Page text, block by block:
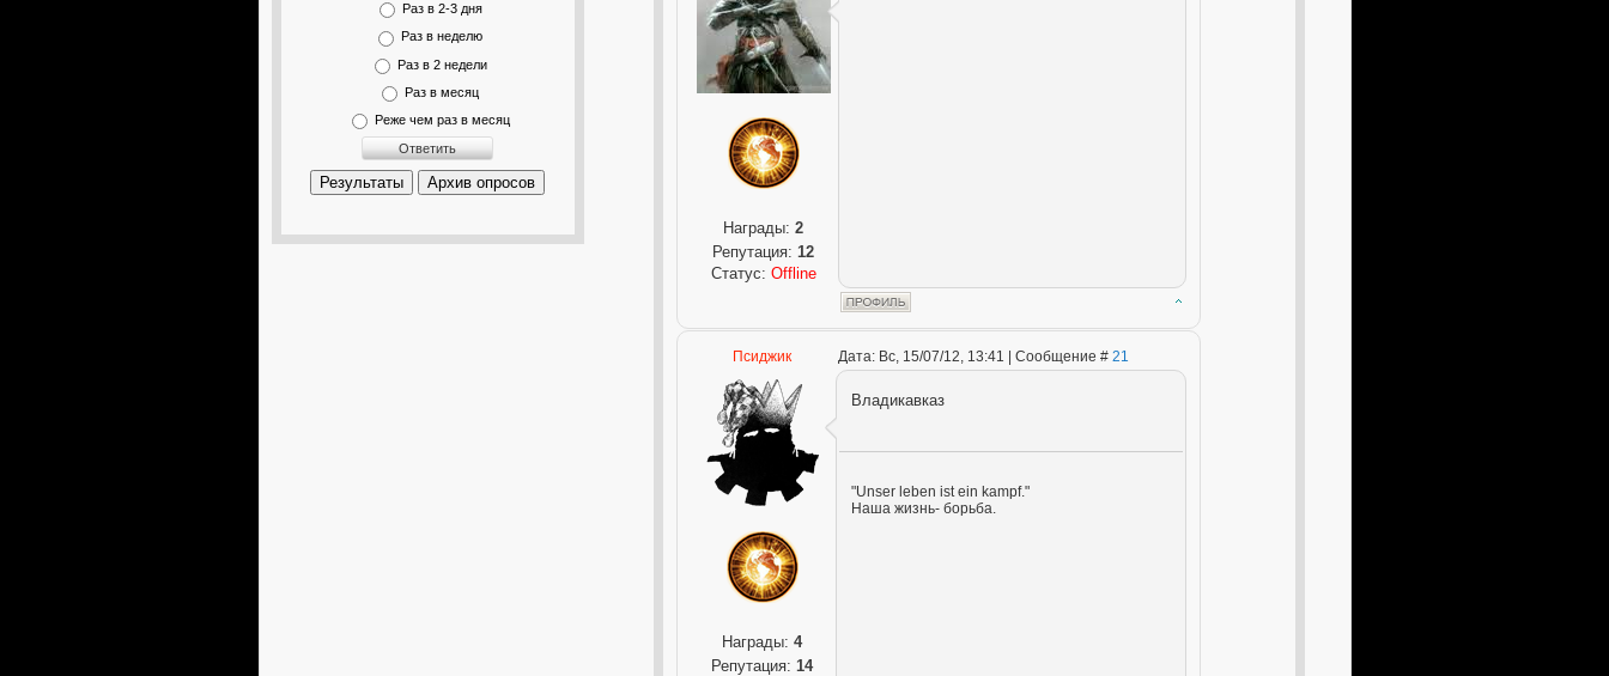
Раз в 2-3 дня
Раз в неделю
Раз в 2 недели
Раз в месяц
Реже чем раз в месяц
Результаты Архив опросов
Награды: 2
Репутация: 12
Статус: Offline
Псиджик Дата: Вс, 15/07/12, 13:41 | Сообщение # 21
Награды: 4
Репутация: 14
Владикавказ
"Unser leben ist ein kampf."
Наша жизнь- борьба.